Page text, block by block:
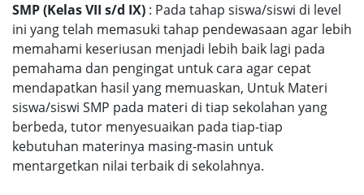
SMP (Kelas VII s/d IX) : Pada tahap siswa/siswi di level
ini yang telah memasuki tahap pendewasaan agar lebih
memahami keseriusan menjadi lebih baik lagi pada
pemahama dan pengingat untuk cara agar cepat
mendapatkan hasil yang memuaskan, Untuk Materi
siswa/siswi SMP pada materi di tiap sekolahan yang
berbeda, tutor menyesuaikan pada tiap-tiap
kebutuhan materinya masing-masin untuk
mentargetkan nilai terbaik di sekolahnya.